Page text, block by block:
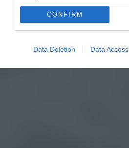
CONFIRM
Data Deletion Data Access